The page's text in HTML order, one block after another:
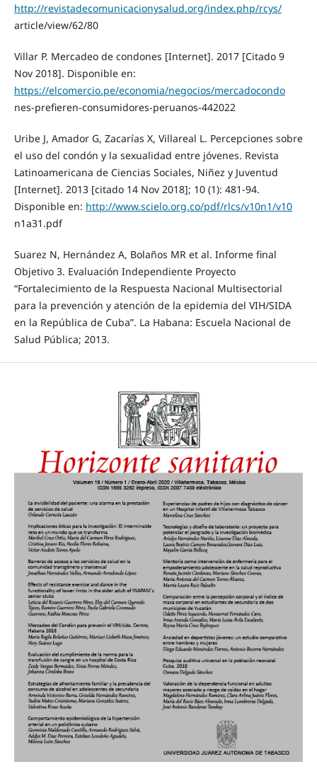
http://revistadecomunicacionysalud.org/index.php/rcys/
article/view/62/80
Villar P. Mercadeo de condones [Internet]. 2017 [Citado 9
Nov 2018]. Disponible en:
https://elcomercio.pe/economia/negocios/mercadocondo
nes-prefieren-consumidores-peruanos-442022
Uribe J, Amador G, Zacarías X, Villareal L. Percepciones sobre
el uso del condón y la sexualidad entre jóvenes. Revista
Latinoamericana de Ciencias Sociales, Niñez y Juventud
[Internet]. 2013 [citado 14 Nov 2018]; 10 (1): 481-94.
Disponible en: http://www.scielo.org.co/pdf/rlcs/v10n1/v10
n1a31.pdf
Suarez N, Hernández A, Bolaños MR et al. Informe final
Objetivo 3. Evaluación Independiente Proyecto
“Fortalecimiento de la Respuesta Nacional Multisectorial
para la prevención y atención de la epidemia del VIH/SIDA
en la República de Cuba”. La Habana: Escuela Nacional de
Salud Pública; 2013.